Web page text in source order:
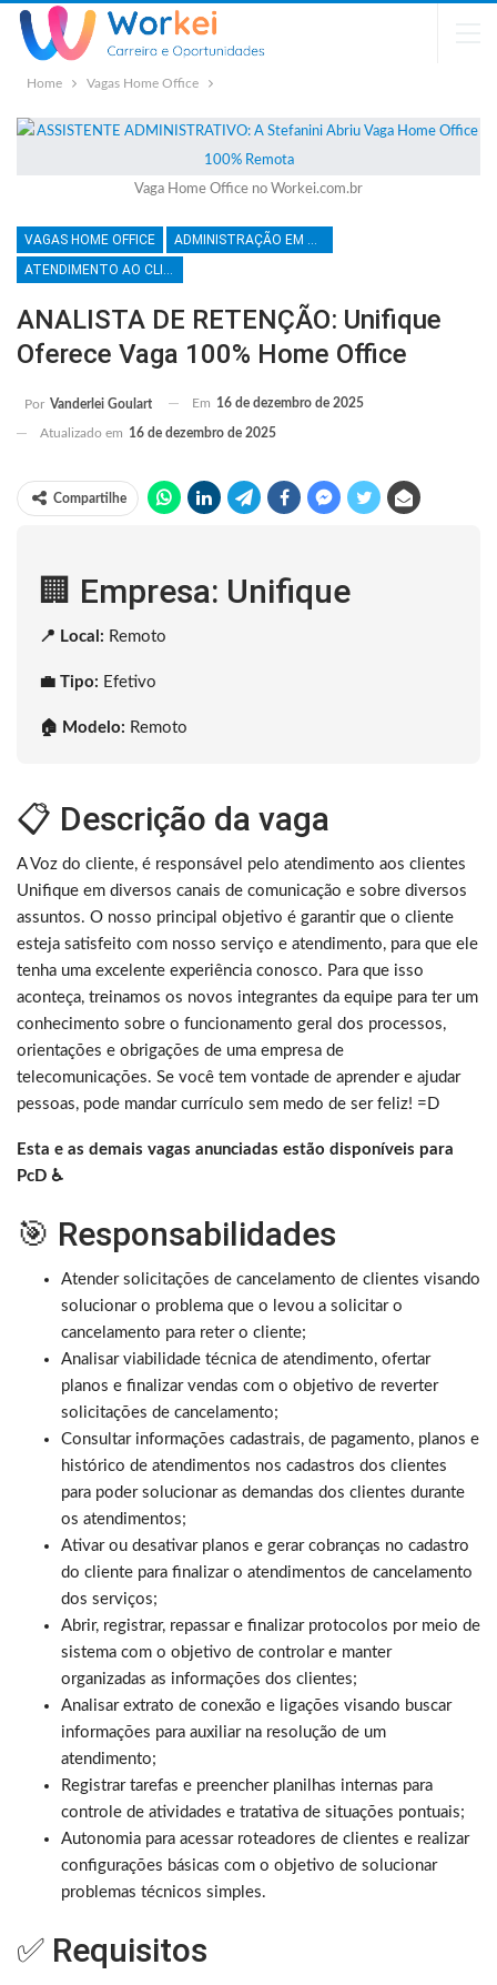
Home Vagas Home Office
Vaga Home Office no Workei.com.br
VAGAS HOME OFFICE
ADMINISTRAÇÃO EM GERAL
ATENDIMENTO AO CLIENTE
ANALISTA DE RETENÇÃO: Unifique
Oferece Vaga 100% Home Office
Por Vanderlei Goulart Em 16 de dezembro de 2025
Atualizado em 16 de dezembro de 2025
Compartilhe
🏢 Empresa: Unifique
📍 Local: Remoto
💼 Tipo: Efetivo
🏠 Modelo: Remoto
📋 Descrição da vaga
A Voz do cliente, é responsável pelo atendimento aos clientes
Unifique em diversos canais de comunicação e sobre diversos
assuntos. O nosso principal objetivo é garantir que o cliente
esteja satisfeito com nosso serviço e atendimento, para que ele
tenha uma excelente experiência conosco. Para que isso
aconteça, treinamos os novos integrantes da equipe para ter um
conhecimento sobre o funcionamento geral dos processos,
orientações e obrigações de uma empresa de
telecomunicações. Se você tem vontade de aprender e ajudar
pessoas, pode mandar currículo sem medo de ser feliz! =D
Esta e as demais vagas anunciadas estão disponíveis para
PcD ♿
🎯 Responsabilidades
Atender solicitações de cancelamento de clientes visando
solucionar o problema que o levou a solicitar o
cancelamento para reter o cliente;
Analisar viabilidade técnica de atendimento, ofertar
planos e finalizar vendas com o objetivo de reverter
solicitações de cancelamento;
Consultar informações cadastrais, de pagamento, planos e
histórico de atendimentos nos cadastros dos clientes
para poder solucionar as demandas dos clientes durante
os atendimentos;
Ativar ou desativar planos e gerar cobranças no cadastro
do cliente para finalizar o atendimentos de cancelamento
dos serviços;
Abrir, registrar, repassar e finalizar protocolos por meio de
sistema com o objetivo de controlar e manter
organizadas as informações dos clientes;
Analisar extrato de conexão e ligações visando buscar
informações para auxiliar na resolução de um
atendimento;
Registrar tarefas e preencher planilhas internas para
controle de atividades e tratativa de situações pontuais;
Autonomia para acessar roteadores de clientes e realizar
configurações básicas com o objetivo de solucionar
problemas técnicos simples.
✅ Requisitos